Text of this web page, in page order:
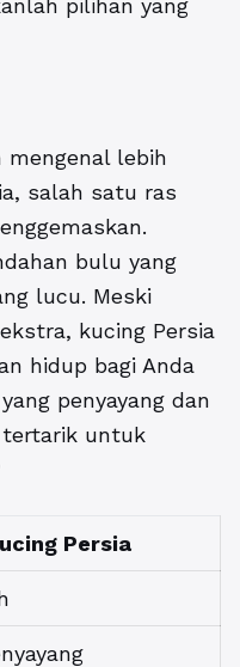
pilihan yang
lebih
salah satu ras
bulu yang
lucu. Meski
kucing Persia
hidup bagi Anda
penyayang dan
tertarik untuk
Persia